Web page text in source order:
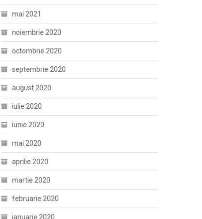
mai 2021
noiembrie 2020
octombrie 2020
septembrie 2020
august 2020
iulie 2020
iunie 2020
mai 2020
aprilie 2020
martie 2020
februarie 2020
ianuarie 2020